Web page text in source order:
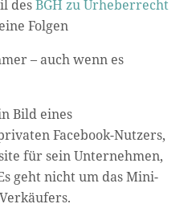
desBGH zu Urheberrecht
Folgen
– auch wenn es
Bild eines
Facebook-Nutzers,
für sein Unternehmen,
geht nicht um das Mini-